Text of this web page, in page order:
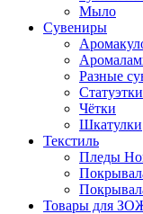
Мыло
Сувениры
Разные
Статуэтки
Чётки
Шкатулки
Текстиль
Пледы
Товары для